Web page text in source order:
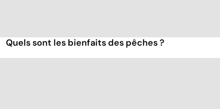
Quels sont les bienfaits des pêches ?